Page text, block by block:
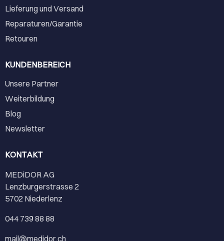
Lieferung und Versand
Reparaturen/Garantie
Retouren
KUNDENBEREICH
Unsere Partner
Weiterbildung
Blog
Newsletter
KONTAKT
MEDiDOR AG
Lenzburgerstrasse 2
5702 Niederlenz
044 739 88 88
mail@medidor.ch